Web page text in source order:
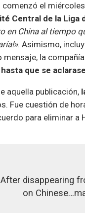
comenzó el
Central de la Liga
en China al tiempo
. Asimismo,
mensaje, la
que se
aquella publicación,
Fue cuestión de
para eliminar a
After disappearing
on